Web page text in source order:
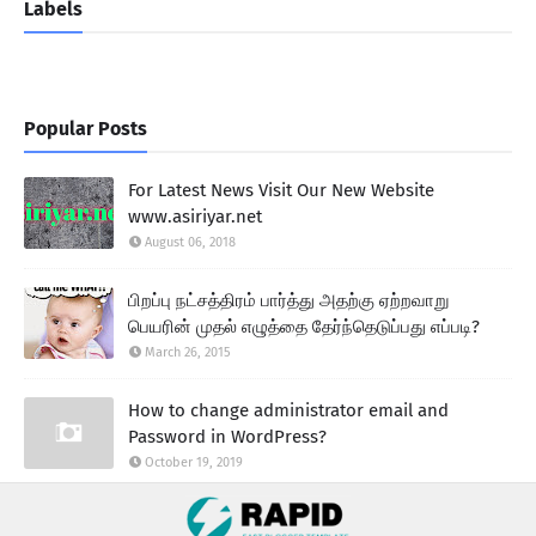
Labels
Popular Posts
For Latest News Visit Our New Website
www.asiriyar.net
August 06, 2018
பிறப்பு நட்சத்திரம் பார்த்து அதற்கு ஏற்றவாறு
பெயரின் முதல் எழுத்தை தேர்ந்தெடுப்பது எப்படி?
March 26, 2015
How to change administrator email and
Password in WordPress?
October 19, 2019